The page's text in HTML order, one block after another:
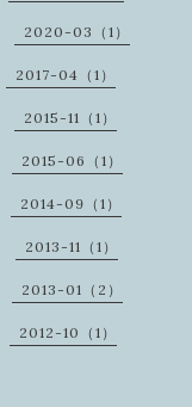
2020-03（1）
2017-04（1）
2015-11（1）
2015-06（1）
2014-09（1）
2013-11（1）
2013-01（2）
2012-10（1）